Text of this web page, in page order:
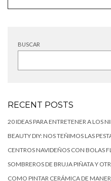
BUSCAR
RECENT POSTS
20 IDEAS PARA ENTRETENER A LOS
BEAUTY DIY: NOS TEÑIMOS LAS
CENTROS NAVIDEÑOS CON BOLAS
SOMBREROS DE BRUJA PIÑATA Y
COMO PINTAR CERÁMICA DE